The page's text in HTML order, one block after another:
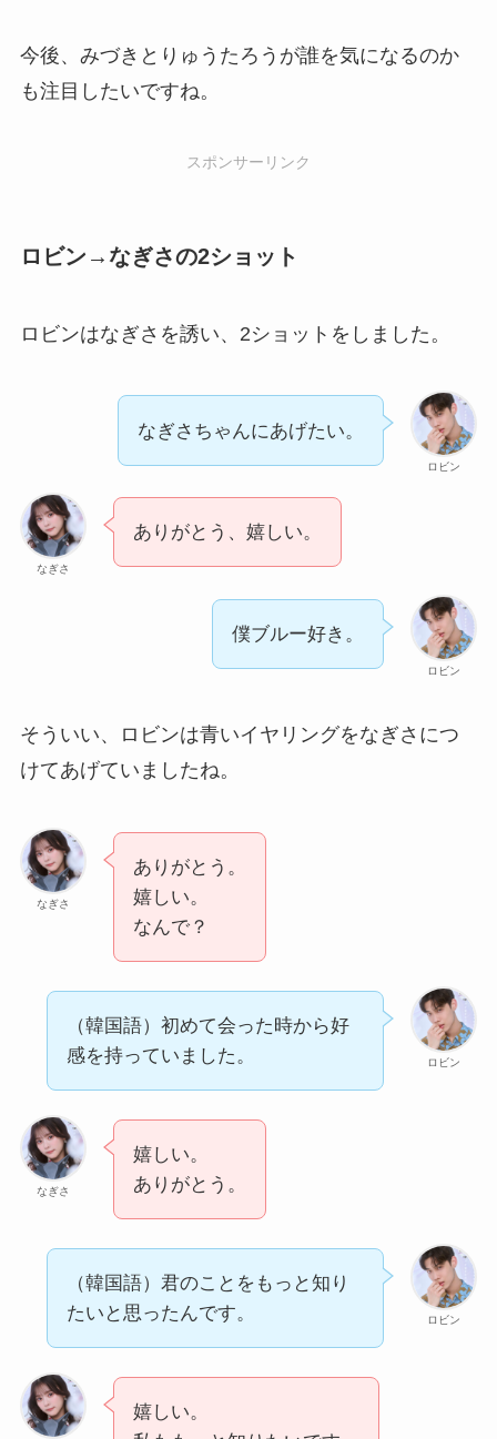
今後、みづきとりゅうたろうが誰を気になるのか
も注目したいですね。
スポンサーリンク
ロビン→なぎさの2ショット
ロビンはなぎさを誘い、2ショットをしました。
ロビン
なぎさちゃんにあげたい。
なぎさ
ありがとう、嬉しい。
ロビン
僕ブルー好き。
そういい、ロビンは青いイヤリングをなぎさにつ
けてあげていましたね。
なぎさ
ありがとう。
嬉しい。
なんで？
ロビン
（韓国語）初めて会った時から好
感を持っていました。
なぎさ
嬉しい。
ありがとう。
ロビン
（韓国語）君のことをもっと知り
たいと思ったんです。
嬉しい。